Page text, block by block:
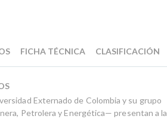
Externado de Colombia y su grupo
Petrolera y Energética— presentan a la
FICHA TÉCNICA CLASIFICACIÓN